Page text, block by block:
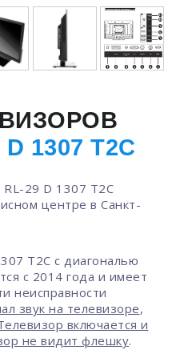
1307 T2C
29 D 1307 T2C
центре в Санкт-
T2C с диагональю
с 2014 года и имеет
неисправности
звук на телевизоре,
включается и
не видит флешку.